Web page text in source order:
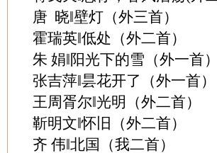
唐 晓‖壁灯（外三首）
霍瑞英‖低处（外二首）
朱 娟‖阳光下的雪（外一首）
张吉萍‖昙花开了（外一首）
王周胥尔‖光明（外二首）
靳明文‖怀旧（外二首）
齐 伟‖北国（我二首）